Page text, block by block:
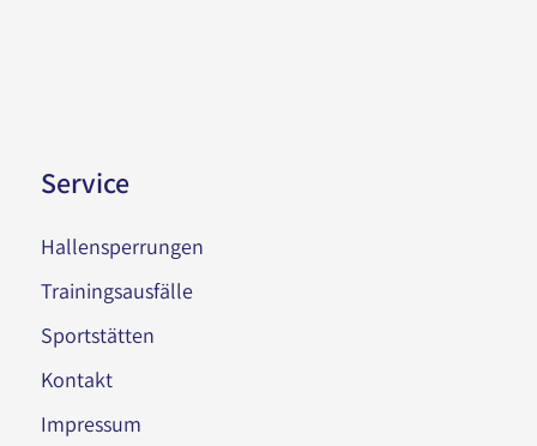
Service
Hallensperrungen
Trainingsausfälle
Sportstätten
Kontakt
Impressum